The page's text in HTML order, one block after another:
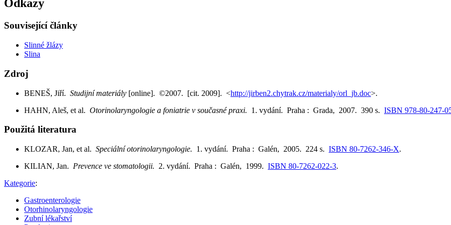
Odkazy
Související články
Slinné žlázy
Slina
Zdroj
BENEŠ, Jiří. Studijní materiály [online]. ©2007. [cit. 2009]. <http://jirben2.chytrak.cz/materialy/orl_jb.doc>.
HAHN, Aleš, et al. Otorinolaryngologie a foniatrie v současné praxi. 1. vydání. Praha : Grada, 2007. 390 s. ISBN 978-80-247-
Použitá literatura
KLOZAR, Jan, et al. Speciální otorinolaryngologie. 1. vydání. Praha : Galén, 2005. 224 s. ISBN 80-7262-346-X.
KILIAN, Jan. Prevence ve stomatologii. 2. vydání. Praha : Galén, 1999. ISBN 80-7262-022-3.
Kategorie:
Gastroenterologie
Otorhinolaryngologie
Zubní lékařství